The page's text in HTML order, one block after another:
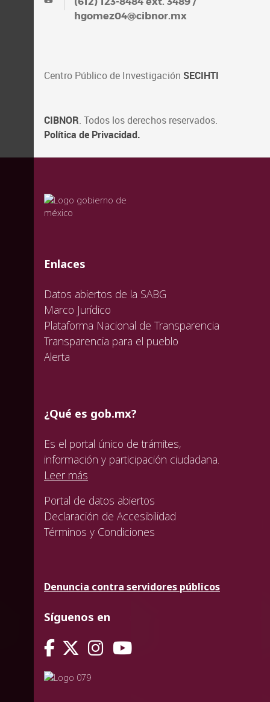
hgomez04@cibnor.mx
Centro Público de Investigación SECIHTI
CIBNOR. Todos los derechos reservados.
Política de Privacidad.
valida
valida
valida
Enlaces
Datos abiertos de la SABG
Marco Jurídico
Plataforma Nacional de Transparencia
Transparencia para el pueblo
Alerta
¿Qué es gob.mx?
Es el portal único de trámites,
información y participación ciudadana.
Leer más
Portal de datos abiertos
Declaración de Accesibilidad
Términos y Condiciones
Denuncia contra servidores públicos
Síguenos en